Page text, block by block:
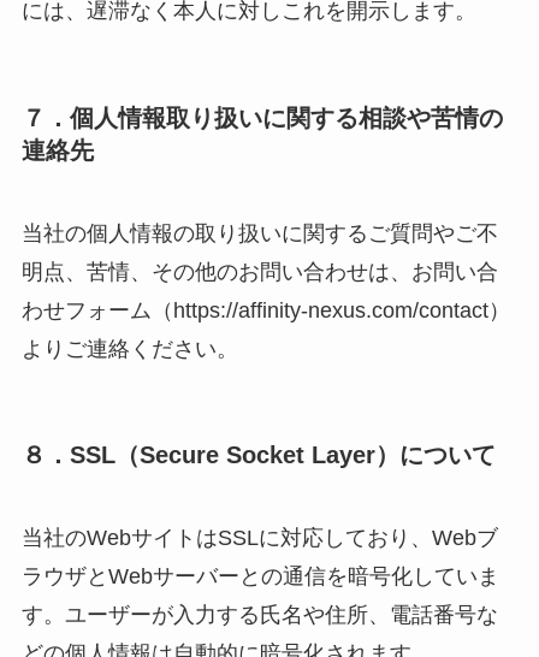
には、遅滞なく本人に対しこれを開示します。
７． 個人情報取り扱いに関する相談や苦情の
連絡先
当社の個人情報の取り扱いに関するご質問やご不
明点、苦情、その他のお問い合わせは、お問い合
わせフォーム（https://affinity-nexus.com/contact）
よりご連絡ください。
８．SSL（Secure Socket Layer）について
当社のWebサイトはSSLに対応しており、Webブ
ラウザとWebサーバーとの通信を暗号化していま
す。ユーザーが入力する氏名や住所、電話番号な